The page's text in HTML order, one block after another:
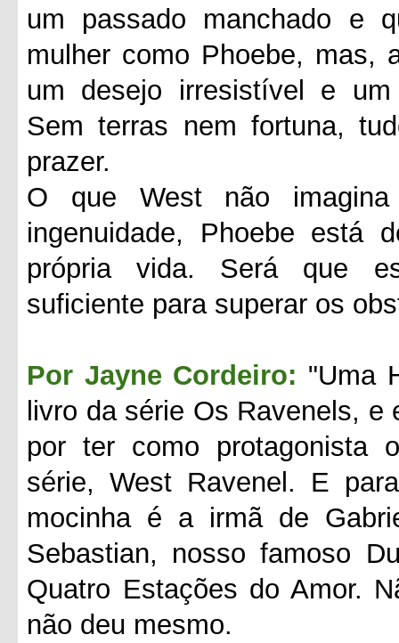
um passado manchado e
mulher como Phoebe, mas,
um desejo irresistível e um
Sem terras nem fortuna,
prazer.
O que West não
ingenuidade, Phoebe está
própria vida. Será que
suficiente para superar os
Por Jayne Cordeiro: "Uma
livro da série Os Ravenels, e
por ter como protagonista
série, West Ravenel. E
mocinha é a irmã de
Sebastian, nosso famoso
Quatro Estações do Amor.
não deu mesmo.